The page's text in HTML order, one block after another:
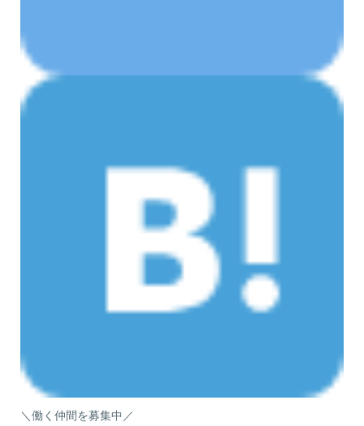
＼働く仲間を募集中／